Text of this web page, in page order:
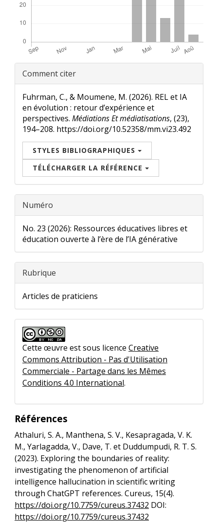
Renseignements
sur
l'article
Comment citer
Fuhrman, C., & Moumene, M. (2026). REL et IA
en évolution : retour d’expérience et
perspectives. Médiations Et médiatisations, (23),
194–208. https://doi.org/10.52358/mm.vi23.492
STYLES BIBLIOGRAPHIQUES
TÉLÉCHARGER LA RÉFÉRENCE
Numéro
No. 23 (2026): Ressources éducatives libres et
éducation ouverte à l’ère de l’IA générative
Rubrique
Articles de praticiens
Cette œuvre est sous licence Creative
Commons Attribution - Pas d'Utilisation
Commerciale - Partage dans les Mêmes
Conditions 4.0 International.
Références
Athaluri, S. A., Manthena, S. V., Kesapragada, V. K.
M., Yarlagadda, V., Dave, T. et Duddumpudi, R. T. S.
(2023). Exploring the boundaries of reality:
investigating the phenomenon of artificial
intelligence hallucination in scientific writing
through ChatGPT references. Cureus, 15(4).
https://doi.org/10.7759/cureus.37432 DOI:
https://doi.org/10.7759/cureus.37432